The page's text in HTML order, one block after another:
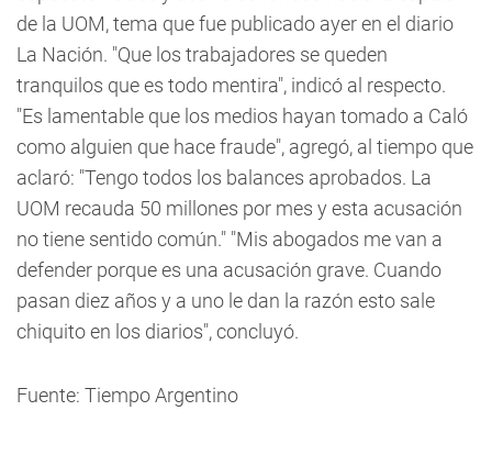
de la UOM, tema que fue publicado ayer en el diario
La Nación. "Que los trabajadores se queden
tranquilos que es todo mentira", indicó al respecto.
"Es lamentable que los medios hayan tomado a Caló
como alguien que hace fraude", agregó, al tiempo que
aclaró: "Tengo todos los balances aprobados. La
UOM recauda 50 millones por mes y esta acusación
no tiene sentido común." "Mis abogados me van a
defender porque es una acusación grave. Cuando
pasan diez años y a uno le dan la razón esto sale
chiquito en los diarios", concluyó.
Fuente: Tiempo Argentino